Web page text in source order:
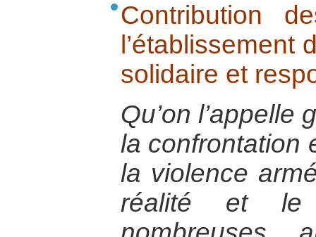
Contribution
l’établissement
solidaire et
Qu’on l’appelle
la confrontation
la violence
réalité et le